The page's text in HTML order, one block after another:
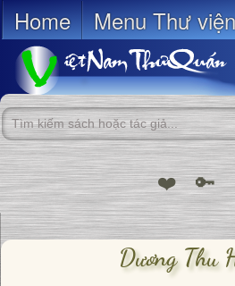
Home Menu Thư viện
❤️ 🔑
Dương Thu